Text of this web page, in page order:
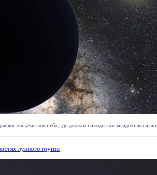
тех участков неба, где должна находиться загадочная
лунного грунта